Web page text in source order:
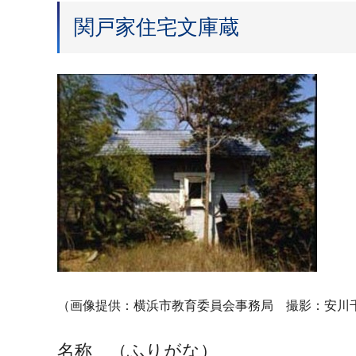
関戸家住宅文庫蔵
（画像提供：横浜市教育委員会事務局 撮影：安川
名称 （ふりがな）